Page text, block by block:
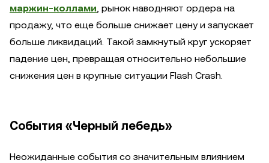
маржин-коллами, рынок наводняют ордера на
продажу, что еще больше снижает цену и запускает
больше ликвидаций. Такой замкнутый круг ускоряет
падение цен, превращая относительно небольшие
снижения цен в крупные ситуации Flash Crash.
События «Черный лебедь»
Неожиданные события со значительным влиянием